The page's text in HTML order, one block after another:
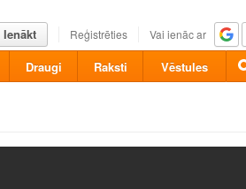
Ienākt Reģistrēties Vai ienāc ar
Draugi Raksti Vēstules